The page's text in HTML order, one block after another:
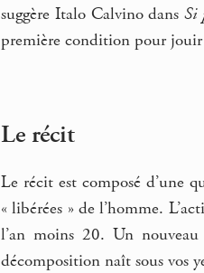
suggère Italo Calvino dansSi
première condition pour jouir
Le récit
Le récit est composé d’une
« libérées » de l’homme.
l’an moins 20. Un
décomposition naît sous vos